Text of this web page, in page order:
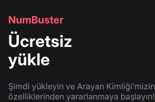
NumBuster
Ücretsiz
yükle
Şimdi yükleyin ve Arayan Kimliği’mizin
özelliklerinden yararlanmaya başlayın!